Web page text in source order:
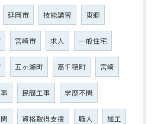
延岡市 技能講習 東郷
宮崎市 求人 一般住宅
五ヶ瀬町 高千穂町 宮崎
民間工事 学歴不問
資格取得支援 職人 加工